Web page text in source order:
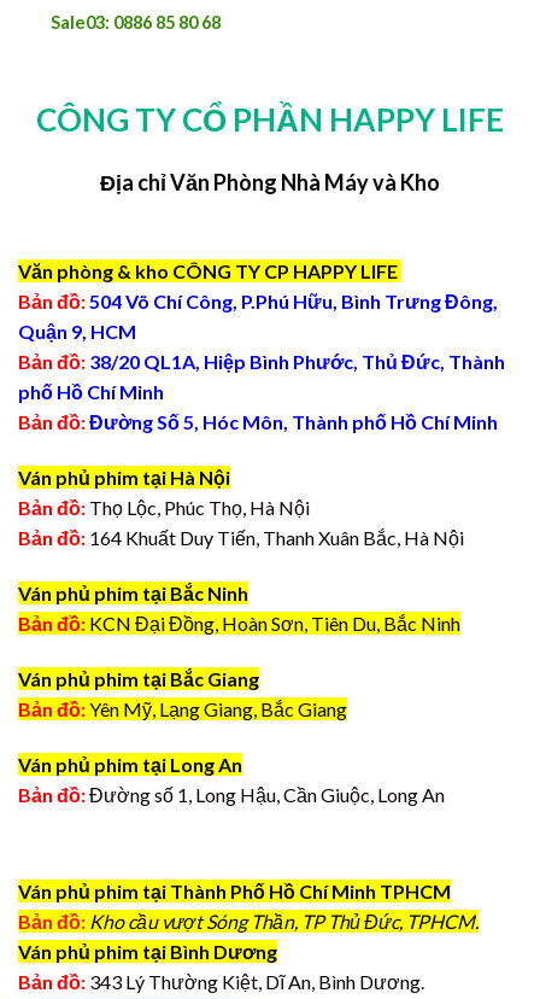
Sale03: 0886 85 80 68
CÔNG TY CỔ PHẦN HAPPY LIFE
Địa chỉ Văn Phòng Nhà Máy và Kho
Văn phòng & kho CÔNG TY CP HAPPY LIFE
Bản đồ:504 Võ Chí Công, P.Phú Hữu, Bình Trưng Đông,
Quận 9, HCM
Bản đồ: 38/20 QL1A, Hiệp Bình Phước, Thủ Đức, Thành
phố Hồ Chí Minh
Bản đồ:Đường Số 5, Hóc Môn, Thành phố Hồ Chí Minh
Ván phủ phim tại Hà Nội
Bản đồ: Thọ Lộc, Phúc Thọ, Hà Nội
Bản đồ: 164 Khuất Duy Tiến, Thanh Xuân Bắc, Hà Nội
Ván phủ phim tại Bắc Ninh
Bản đồ: KCN Đại Đồng, Hoàn Sơn, Tiên Du, Bắc Ninh
Ván phủ phim tại Bắc Giang
Bản đồ:Yên Mỹ, Lạng Giang, Bắc Giang
Ván phủ phim tại Long An
Bản đồ:Đường số 1, Long Hậu, Cần Giuộc, Long An
Ván phủ phim tại Thành Phố Hồ Chí Minh TPHCM
Bản đồ: Kho cầu vượt Sóng Thần, TP Thủ Đức, TPHCM.
Ván phủ phim tại Bình Dương
Bản đồ: 343 Lý Thường Kiệt, Dĩ An, Bình Dương.